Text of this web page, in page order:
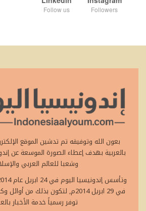
Followers
Follow us
بعون الله وتوفيقه تم تدشين الموقع
بالعربية بهدف إعطاء الصورة الموسعة عن
وشعبا للعالم العربي
في 29 ابريل 2014م, لتكون بذلك من
توفر رسمياً خدمة الأخبار